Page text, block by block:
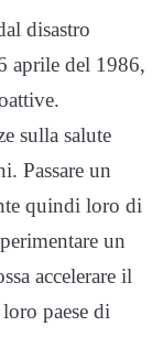
disastro
aprile del 1986,
sulla salute
Passare un
quindi loro di
un
accelerare il
paese di